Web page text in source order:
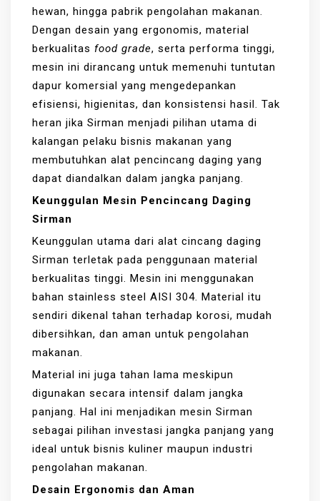
hewan, hingga pabrik pengolahan makanan.
Dengan desain yang ergonomis, material
berkualitas food grade, serta performa tinggi,
mesin ini dirancang untuk memenuhi tuntutan
dapur komersial yang mengedepankan
efisiensi, higienitas, dan konsistensi hasil. Tak
heran jika Sirman menjadi pilihan utama di
kalangan pelaku bisnis makanan yang
membutuhkan alat pencincang daging yang
dapat diandalkan dalam jangka panjang.
Keunggulan Mesin Pencincang Daging
Sirman
Keunggulan utama dari alat cincang daging
Sirman terletak pada penggunaan material
berkualitas tinggi. Mesin ini menggunakan
bahan stainless steel AISI 304. Material itu
sendiri dikenal tahan terhadap korosi, mudah
dibersihkan, dan aman untuk pengolahan
makanan.
Material ini juga tahan lama meskipun
digunakan secara intensif dalam jangka
panjang. Hal ini menjadikan mesin Sirman
sebagai pilihan investasi jangka panjang yang
ideal untuk bisnis kuliner maupun industri
pengolahan makanan.
Desain Ergonomis dan Aman